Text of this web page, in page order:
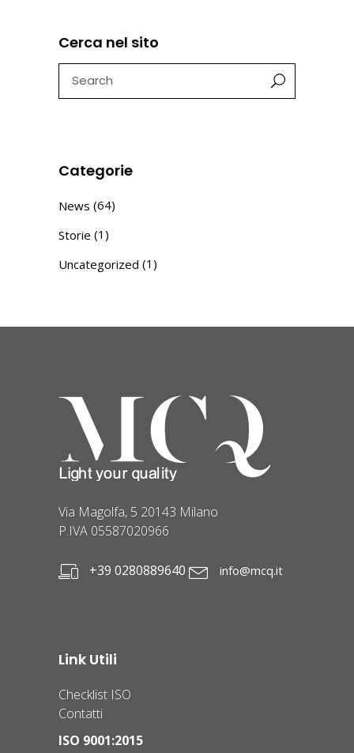
Cerca nel sito
Categorie
News (64)
Storie (1)
Uncategorized (1)
Via Magolfa, 5 20143 Milano
P.IVA 05587020966
+39 0280889640 info@mcq.it
Link Utili
Checklist ISO
Contatti
ISO 9001:2015